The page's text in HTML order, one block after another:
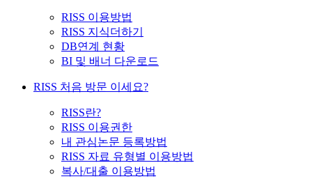
RISS 이용방법
RISS 지식더하기
DB연계 현황
BI 및 배너 다운로드
RISS 처음 방문 이세요?
RISS란?
RISS 이용권한
내 관심논문 등록방법
RISS 자료 유형별 이용방법
복사/대출 이용방법